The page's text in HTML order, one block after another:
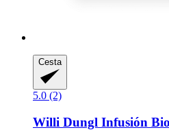
Cesta
5.0 (2)
Willi Dungl Infusión